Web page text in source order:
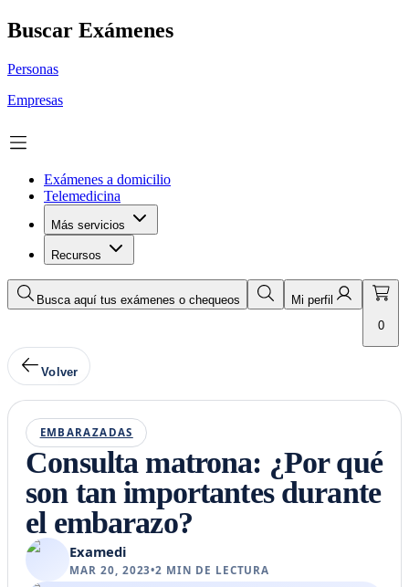
Buscar Exámenes
Personas
Empresas
Exámenes a domicilio
Telemedicina
Más servicios
Recursos
Busca aquí tus exámenes o chequeos
Mi perfil
0
Volver
EMBARAZADAS
Consulta matrona: ¿Por qué
son tan importantes durante
el embarazo?
Examedi
MAR 20, 2023•2 MIN DE LECTURA